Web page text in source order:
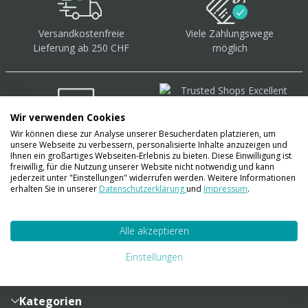
Versandkostenfreie
Lieferung ab 250 CHF
Viele Zahlungswege
möglich
Über 40.000 Artikel auf
Lager
Sendungsverfolgung
Zahlung und Versand
Lieferinformationen
Kategorien
Wir verwenden Cookies
Wir können diese zur Analyse unserer Besucherdaten platzieren, um
unsere Webseite zu verbessern, personalisierte Inhalte anzuzeigen und
Ihnen ein großartiges Webseiten-Erlebnis zu bieten. Diese Einwilligung ist
freiwillig, für die Nutzung unserer Website nicht notwendig und kann
jederzeit unter "Einstellungen" widerrufen werden. Weitere Informationen
erhalten Sie in unserer Datenschutzerklärungund Impressum.
Alle akzeptieren
Einstellungen